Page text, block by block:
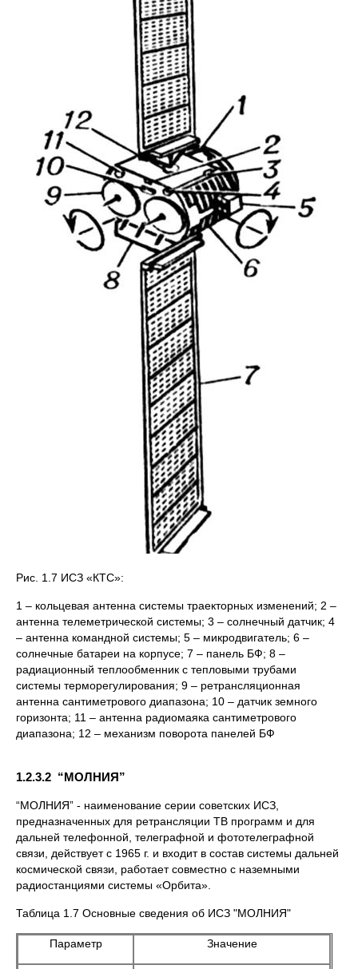
Рис. 1.7 ИСЗ «КТС»:
1 – кольцевая антенна системы траекторных изменений; 2 –
антенна телеметрической системы; 3 – солнечный датчик; 4
– антенна командной системы; 5 – микродвигатель; 6 –
солнечные батареи на корпусе; 7 – панель БФ; 8 –
радиационный теплообменник с тепловыми трубами
системы терморегулирования; 9 – ретрансляционная
антенна сантиметрового диапазона; 10 – датчик земного
горизонта; 11 – антенна радиомаяка сантиметрового
диапазона; 12 – механизм поворота панелей БФ
1.2.3.2 “МОЛНИЯ”
“МОЛНИЯ” - наименование серии советских ИСЗ,
предназначенных для ретрансляции ТВ программ и для
дальней телефонной, телеграфной и фототелеграфной
связи, действует с 1965 г. и входит в состав системы дальней
космической связи, работает совместно с наземными
радиостанциями системы «Орбита».
Таблица 1.7 Основные сведения об ИСЗ "МОЛНИЯ"
Параметр Значение